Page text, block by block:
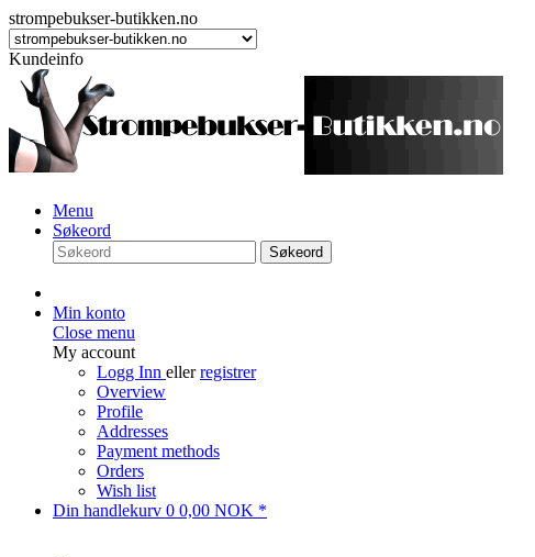
strompebukser-butikken.no
Kundeinfo
Menu
Søkeord
Søkeord
Min konto
Close menu
My account
Logg Inn ellerregistrer
Overview
Profile
Addresses
Payment methods
Orders
Wish list
Din handlekurv 0 0,00 NOK *